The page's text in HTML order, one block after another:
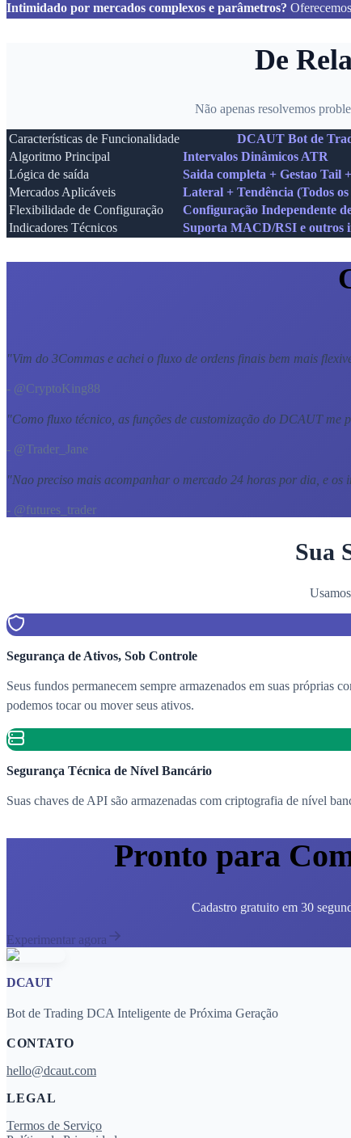
Intimidado por mercados complexos e parâmetros?
De
Não apenas resolvemos
Características de Funcionalidade DCAUT Bot de
Algoritmo Principal
Intervalos Dinâmicos ATR
Lógica de saída
Saida completa + Gestao Tail
Mercados Aplicáveis
Lateral + Tendência (Todos
Flexibilidade de Configuração
Configuração Independente
Indicadores Técnicos
Suporta MACD/RSI e outros
"Vim do 3Commas e achei o fluxo de ordens finais bem mais
- @CryptoKing88
"Como fluxo técnico, as funções de customização do DCAUT me
- @Trader_Jane
"Nao preciso mais acompanhar o mercado 24 horas por dia, e
- @futures_trader
Sua
Segurança de Ativos, Sob Controle
Seus fundos permanecem sempre armazenados em suas próprias
podemos tocar ou mover seus ativos.
Segurança Técnica de Nível Bancário
Suas chaves de API são armazenadas com criptografia de nível
Pronto para
Cadastro gratuito em 30
Experimentar agora
DCAUT
Bot de Trading DCA Inteligente de Próxima Geração
CONTATO
hello@dcaut.com
LEGAL
Termos de Serviço